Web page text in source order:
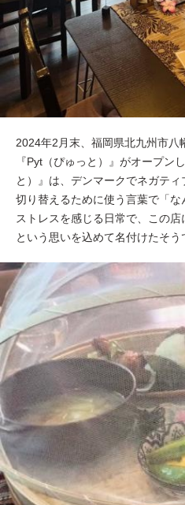
2024年2月末、福岡県北九州市八
『Pyt（ぴゅっと）』がオープン
と）』は、デンマークでネガテ
切り替えるために使う言葉で「な
ストレスを感じる日常で、この
という思いを込めて名付けたそう